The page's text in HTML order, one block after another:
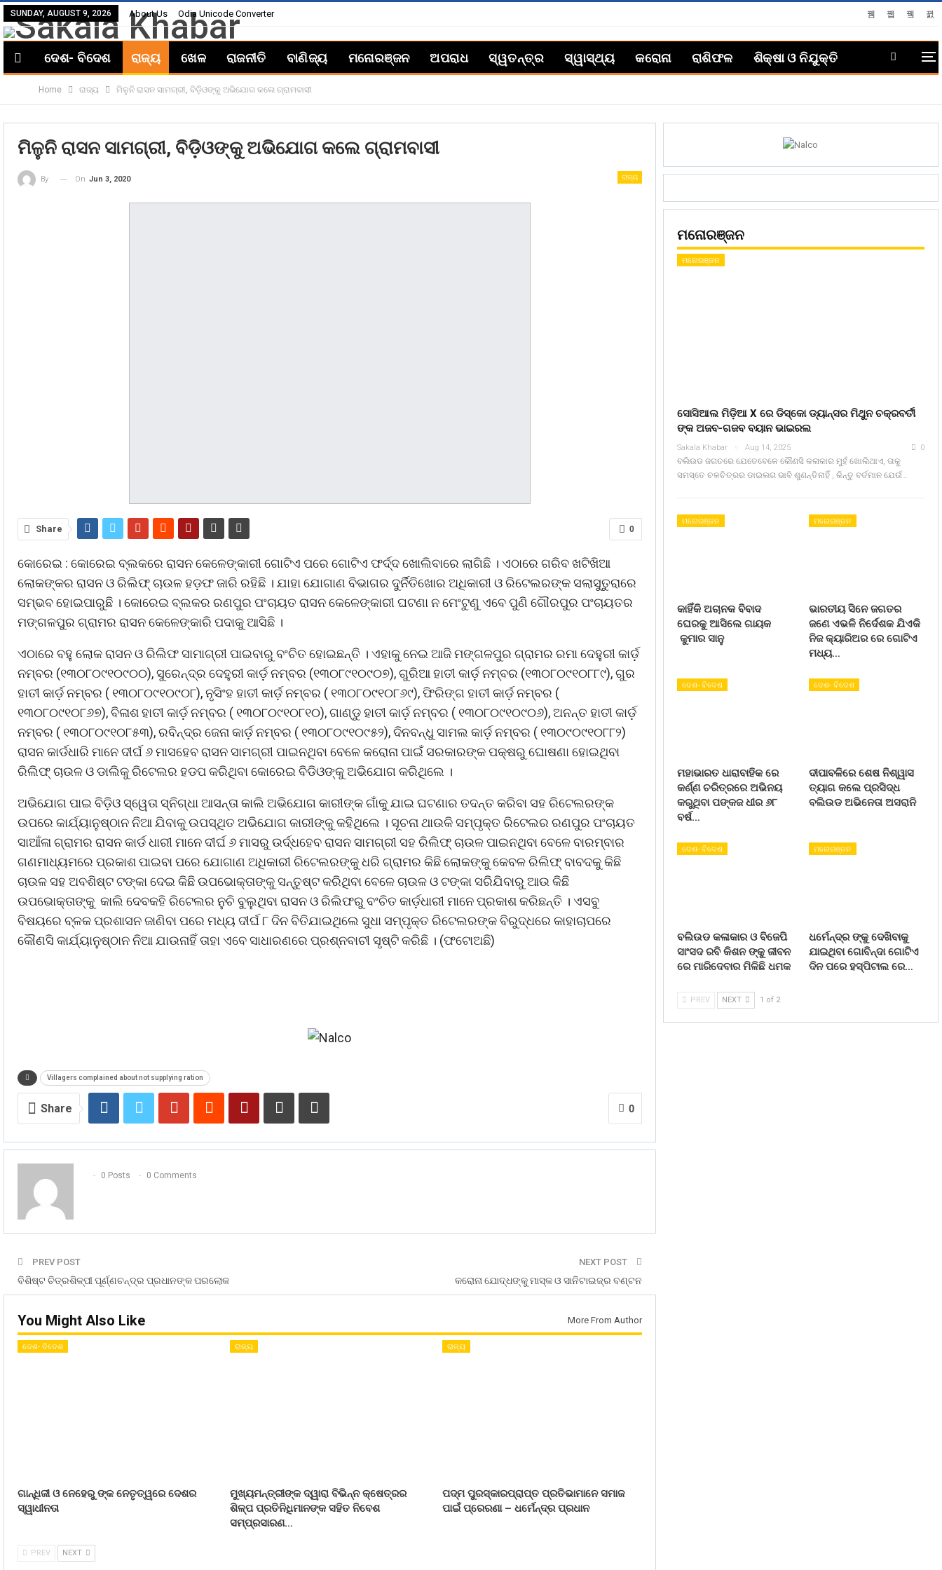
SUNDAY, AUGUST 9, 2026 About Us Odia Unicode Converter
ଦେଶ- ବିଦେଶ ରାଜ୍ୟ ଖେଳ ରାଜନୀତି ବାଣିଜ୍ୟ ମନୋରଞ୍ଜନ ଅପରାଧ ସ୍ୱତନ୍ତ୍ର ସ୍ୱାସ୍ଥ୍ୟ କରୋନା ରାଶିଫଳ ଶିକ୍ଷା ଓ ନିଯୁକ୍ତି
Home ରାଜ୍ୟ ମିଳୁନି ରାସନ ସାମଗ୍ରୀ, ବିଡ଼ିଓଙ୍କୁ ଅଭିଯୋଗ କଲେ ଗ୍ରାମବାସୀ
ମିଳୁନି ରାସନ ସାମଗ୍ରୀ, ବିଡ଼ିଓଙ୍କୁ ଅଭିଯୋଗ କଲେ ଗ୍ରାମବାସୀ
ରାଜ୍ୟ
By On Jun 3, 2020
0
Share
କୋରେଇ : କୋରେଇ ବ୍ଲକରେ ରାସନ କେଳେଙ୍କାରୀ ଗୋଟିଏ ପରେ ଗୋଟିଏ ଫର୍ଦ୍ଦ ଖୋଲିବାରେ ଲାଗିଛି । ଏଠାରେ ଗରିବ ଖଟିଖିଆ
ଲୋକଙ୍କର ରାସନ ଓ ରିଲିଫ୍ ଚାଉଳ ହଡ଼ଫ ଜାରି ରହିଛି । ଯାହା ଯୋଗାଣ ବିଭାଗର ଦୁର୍ନିତିଖୋର ଅଧିକାରୀ ଓ ରିଟେଲରଙ୍କ ସଲାସୁତୁରାରେ
ସମ୍ଭବ ହୋଇପାରୁଛି । କୋରେଇ ବ୍ଲକର ରଣପୁର ପଂଚାୟତ ରାସନ କେଳେଙ୍କାରୀ ଘଟଣା ନ ମେଂଟୁଣୁ ଏବେ ପୁଣି ଗୌରପୁର ପଂଚାୟତର
ମଙ୍ଗଳପୁର ଗ୍ରାମର ରାସନ କେଳେଙ୍କାରି ପଦାକୁ ଆସିଛି ।
ଏଠାରେ ବହୁ ଲୋକ ରାସନ ଓ ରିଲିଫ ସାମାଗ୍ରୀ ପାଇବାରୁ ବଂଚିତ ହୋଇଛନ୍ତି । ଏହାକୁ ନେଇ ଆଜି ମଙ୍ଗଳପୁର ଗ୍ରାମର ରମା ଦେହୁରୀ କାର୍ଡ଼
ନମ୍ବର (୧୩୦୮୦୯୧୦୯୦୦), ସୁରେନ୍ଦ୍ର ଦେହୁରୀ କାର୍ଡ଼ ନମ୍ବର (୧୩୦୮୯୧୦୯୦୭), ଗୁରିଆ ହାତୀ କାର୍ଡ଼ ନମ୍ବର (୧୩୦୮୦୯୧୦୮୮୯), ଗୁର
ହାତୀ କାର୍ଡ଼ ନମ୍ବର ( ୧୩୦୮୦୯୧୦୯୦୮), ନୃସିଂହ ହାତୀ କାର୍ଡ଼ ନମ୍ବର ( ୧୩୦୮୦୯୧୦୮୬୯), ଫିରିଙ୍ଗ ହାତୀ କାର୍ଡ଼ ନମ୍ବର (
୧୩୦୮୦୯୧୦୮୬୭), ବିଳାଶ ହାତୀ କାର୍ଡ଼ ନମ୍ବର ( ୧୩୦୮୦୯୧୦୮୧୦), ଗାଣ୍ଡୁ ହାତୀ କାର୍ଡ଼ ନମ୍ବର ( ୧୩୦୮୦୯୧୦୯୦୬), ଅନନ୍ତ ହାତୀ କାର୍ଡ଼
ନମ୍ବର ( ୧୩୦୮୦୯୧୦୮୫୩), ରବିନ୍ଦ୍ର ଜେନା କାର୍ଡ଼ ନମ୍ବର ( ୧୩୦୮୦୯୧୦୯୫୨), ଦିନବନ୍ଧୁ ସାମଲ କାର୍ଡ଼ ନମ୍ବର ( ୧୩୦୯୦୯୧୦୮୮୨)
ରାସନ କାର୍ଡଧାରି ମାନେ ଦୀର୍ଘ ୬ ମାସହେବ ରାସନ ସାମଗ୍ରୀ ପାଇନଥିବା ବେଳେ କରୋନା ପାଇଁ ସରକାରଙ୍କ ପକ୍ଷରୁ ଘୋଷଣା ହୋଇଥିବା
ରିଲିଫ୍ ଚାଉଳ ଓ ଡାଲିକୁ ରିଟେଲର ହଡପ କରିଥିବା କୋରେଇ ବିଡିଓଙ୍କୁ ଅଭିଯୋଗ କରିଥିଲେ ।
ଅଭିଯୋଗ ପାଇ ବିଡ଼ିଓ ସ୍ୱେତା ସ୍ନିଗ୍ଧା ଆସନ୍ତା କାଲି ଅଭିଯୋଗ କାରୀଙ୍କ ଗାଁକୁ ଯାଇ ଘଟଣାର ତଦନ୍ତ କରିବା ସହ ରିଟେଲରଙ୍କ
ଉପରେ କାର୍ଯ୍ୟାନୁଷ୍ଠାନ ନିଆ ଯିବାକୁ ଉପସ୍ଥିତ ଅଭିଯୋଗ କାରୀଙ୍କୁ କହିଥିଲେ । ସୂଚନା ଥାଉକି ସମ୍ପୃକ୍ତ ରିଟେଲର ରଣପୁର ପଂଚାୟତ
ସାଆଁଳା ଗ୍ରାମର ରାସନ କାର୍ଡ ଧାରୀ ମାନେ ଦୀର୍ଘ ୬ ମାସରୁ ଉର୍ଦ୍ଧହେବ ରାସନ ସାମଗ୍ରୀ ସହ ରିଲିଫ୍ ଚାଉଳ ପାଇନଥିବା ବେଳେ ବାରମ୍ବାର
ଗଣମାଧ୍ୟମରେ ପ୍ରକାଶ ପାଇବା ପରେ ଯୋଗାଣ ଅଧିକାରୀ ରିଟେଲରଙ୍କୁ ଧରି ଗ୍ରାମର କିଛି ଲୋକଙ୍କୁ କେବଳ ରିଲିଫ୍ ବାବଦକୁ କିଛି
ଚାଉଳ ସହ ଅବଶିଷ୍ଟ ଟଙ୍କା ଦେଇ କିଛି ଉପଭୋକ୍ତାଙ୍କୁ ସନ୍ତୁଷ୍ଟ କରିଥିବା ବେଳେ ଚାଉଳ ଓ ଟଙ୍କା ସରିଯିବାରୁ ଆଉ କିଛି
ଉପଭୋକ୍ତାଙ୍କୁ କାଲି ଦେବକହି ରିଟେଲର ନୁଚି ବୁଲୁଥିବା ରାସନ ଓ ରିଲିଫରୁ ବଂଚିତ କାର୍ଡ଼ଧାରୀ ମାନେ ପ୍ରକାଶ କରିଛନ୍ତି । ଏସବୁ
ବିଷୟରେ ବ୍ଳକ ପ୍ରଶାସନ ଜାଣିବା ପରେ ମଧ୍ୟ ଦୀର୍ଘ ୮ ଦିନ ବିତିଯାଇଥିଲେ ସୁଧା ସମ୍ପୃକ୍ତ ରିଟେଲରଙ୍କ ବିରୁଦ୍ଧରେ କାହାଚାପରେ
କୌଣସି କାର୍ଯ୍ୟାନୁଷ୍ଠାନ ନିଆ ଯାଉନାହିଁ ତାହା ଏବେ ସାଧାରଣରେ ପ୍ରଶ୍ନବାଚୀ ସୃଷ୍ଟି କରିଛି । (ଫଟୋଅଛି)
Villagers complained about not supplying ration
0
Share
0 Posts 0 Comments
PREV POST
ବିଶିଷ୍ଟ ଚିତ୍ରଶିଳ୍ପୀ ପୂର୍ଣ୍ଣଚନ୍ଦ୍ର ପ୍ରଧାନଙ୍କ ପରଲୋକ
NEXT POST
କରୋନା ଯୋଦ୍ଧଙ୍କୁ ମାସ୍କ ଓ ସାନିଟାଇଜ୍ର ବଣ୍ଟନ
You Might Also Like More From Author
ଦେଶ- ବିଦେଶ
ଗାନ୍ଧିଜୀ ଓ ନେହେରୁ ଙ୍କ ନେତୃତ୍ୱରେ ଦେଶର
ସ୍ୱାଧୀନତା
ରାଜ୍ୟ
ମୁଖ୍ୟମନ୍ତ୍ରୀଙ୍କ ଦ୍ୱାରା ବିଭିନ୍ନ କ୍ଷେତ୍ରର
ଶିଳ୍ପ ପ୍ରତିନିଧିମାନଙ୍କ ସହିତ ନିବେଶ
ସମ୍ପ୍ରସାରଣ…
ରାଜ୍ୟ
ପଦ୍ମ ପୁରସ୍କାରପ୍ରାପ୍ତ ପ୍ରତିଭାମାନେ ସମାଜ
ପାଇଁ ପ୍ରେରଣା – ଧର୍ମେନ୍ଦ୍ର ପ୍ରଧାନ
PREV NEXT
ମନୋରଞ୍ଜନ
ମନୋରଞ୍ଜନ
ସୋସିଆଲ ମିଡ଼ିଆ X ରେ ଡିସ୍କୋ ଡ୍ୟାନ୍ସର ମିଥୁନ ଚକ୍ରବର୍ତୀ
ଙ୍କ ଅଜବ-ଗଜବ ବୟାନ ଭାଇରଲ
Sakala Khabar Aug 14, 2025 0
ବଲିଉଡ ଜଗତରେ ଯେତେବେଳେ କୌଣସି କଳାକାର ମୁହଁ ଖୋଲିଥାଏ, ତାକୁ
ସମସ୍ତେ ଚଳଚିତ୍ରର ଡାଇଲଗ ଭାବି ଶୁଣନ୍ତିନାହିଁ , କିନ୍ତୁ ବର୍ତମାନ ଯେଉଁ…
ମନୋରଞ୍ଜନ
କାହିଁକି ଅଚାନକ ବିବାଦ
ଘେରକୁ ଆସିଲେ ଗାୟକ
କୁମାର ସାନୁ
ମନୋରଞ୍ଜନ
ଭାରତୀୟ ସିନେ ଜଗତର
ଜଣେ ଏଭଳି ନିର୍ଦେଶକ ଯିଏକି
ନିଜ କ୍ୟାରିଅର ରେ ଗୋଟିଏ
ମଧ୍ୟ…
ଦେଶ- ବିଦେଶ
ମହାଭାରତ ଧାରାବାହିକ ରେ
କର୍ଣ୍ଣ ଚରିତ୍ରରେ ଅଭିନୟ
କରୁଥିବା ପଙ୍କଜ ଧୀର ୬୮
ବର୍ଷ…
ଦେଶ- ବିଦେଶ
ଦୀପାବଳିରେ ଶେଷ ନିଶ୍ୱାସ
ତ୍ୟାଗ କଲେ ପ୍ରସିଦ୍ଧ
ବଲିଉଡ ଅଭିନେତା ଅସରାନି
ଦେଶ- ବିଦେଶ
ବଲିଉଡ କଳାକାର ଓ ବିଜେପି
ସାଂସଦ ରବି କିଶନ ଙ୍କୁ ଜୀବନ
ରେ ମାରିଦେବାର ମିଳିଛି ଧମକ
ମନୋରଞ୍ଜନ
ଧର୍ମେନ୍ଦ୍ର ଙ୍କୁ ଦେଖିବାକୁ
ଯାଇଥିବା ଗୋବିନ୍ଦା ଗୋଟିଏ
ଦିନ ପରେ ହସ୍ପିଟାଲ ରେ…
PREV NEXT 1 of 2